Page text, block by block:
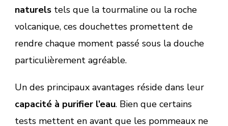
naturels tels que la tourmaline ou la roche
volcanique, ces douchettes promettent de
rendre chaque moment passé sous la douche
particulièrement agréable.
Un des principaux avantages réside dans leur
capacité à purifier l’eau. Bien que certains
tests mettent en avant que les pommeaux ne